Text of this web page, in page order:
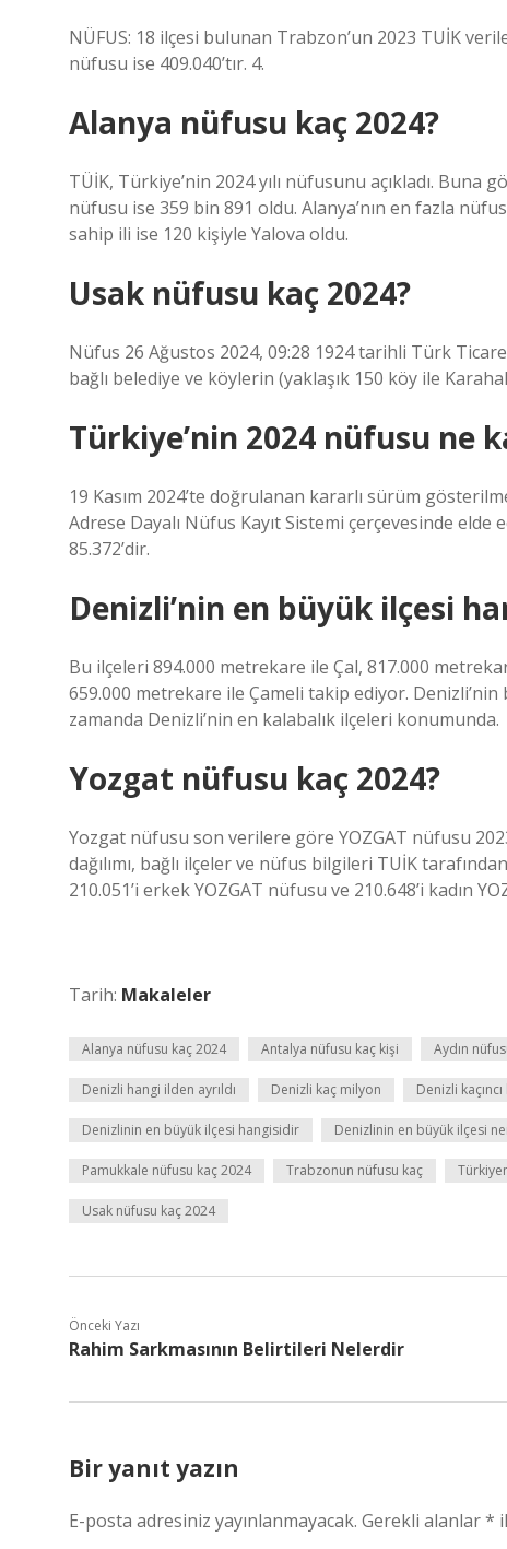
NÜFUS: 18 ilçesi bulunan Trabzon’un 2023 TUİK
nüfusu ise 409.040’tır. 4.
Alanya nüfusu kaç 2024?
TÜİK, Türkiye’nin 2024 yılı nüfusunu açıkladı. Buna
nüfusu ise 359 bin 891 oldu. Alanya’nın en fazla
sahip ili ise 120 kişiyle Yalova oldu.
Usak nüfusu kaç 2024?
Nüfus 26 Ağustos 2024, 09:28 1924 tarihli Türk
bağlı belediye ve köylerin (yaklaşık 150 köy ile
Türkiye’nin 2024 nüfusu ne
19 Kasım 2024’te doğrulanan kararlı sürüm
Adrese Dayalı Nüfus Kayıt Sistemi çerçevesinde
85.372’dir.
Denizli’nin en büyük ilçesi
Bu ilçeleri 894.000 metrekare ile Çal, 817.000
659.000 metrekare ile Çameli takip ediyor.
zamanda Denizli’nin en kalabalık ilçeleri konumunda.
Yozgat nüfusu kaç 2024?
Yozgat nüfusu son verilere göre YOZGAT nüfusu
dağılımı, bağlı ilçeler ve nüfus bilgileri TUİK
210.051’i erkek YOZGAT nüfusu ve 210.648’i kadın
Tarih: Makaleler
Alanya nüfusu kaç 2024 Antalya nüfusu kaç kişi Aydın
Denizli hangi ilden ayrıldı Denizli kaç milyon Denizli
Denizlinin en büyük ilçesi hangisidir Denizlinin en büyük ilçesi
Pamukkale nüfusu kaç 2024 Trabzonun nüfusu kaç
Usak nüfusu kaç 2024
Önceki Yazı
Rahim Sarkmasının Belirtileri Nelerdir
Bir yanıt yazın
E-posta adresiniz yayınlanmayacak. Gerekli alanlar*